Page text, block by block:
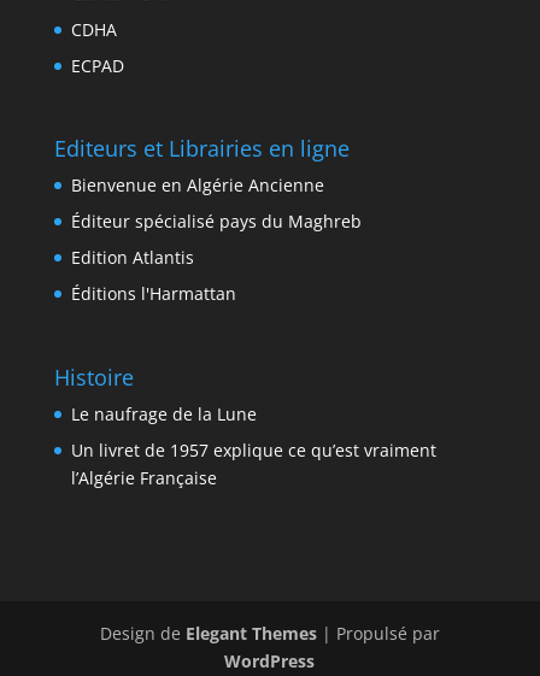
CDHA
ECPAD
Editeurs et Librairies en ligne
Bienvenue en Algérie Ancienne
Éditeur spécialisé pays du Maghreb
Edition Atlantis
Éditions l'Harmattan
Histoire
Le naufrage de la Lune
Un livret de 1957 explique ce qu’est vraiment
l’Algérie Française
Design de Elegant Themes| Propulsé par
WordPress